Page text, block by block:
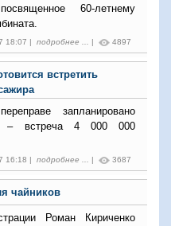
60-летнему
18:07 | подробнее ... | 4897
встретить
запланировано
– встреча 4 000 000
16:18 | подробнее ... | 3687
чайников
Роман Кириченко